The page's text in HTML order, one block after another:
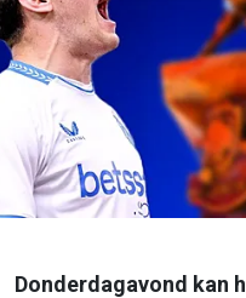
Donderdagavond kan